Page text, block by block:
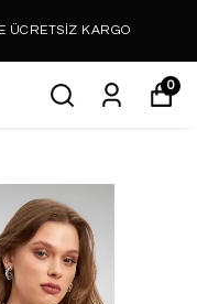
ÜCRETSİZ KARGO
0